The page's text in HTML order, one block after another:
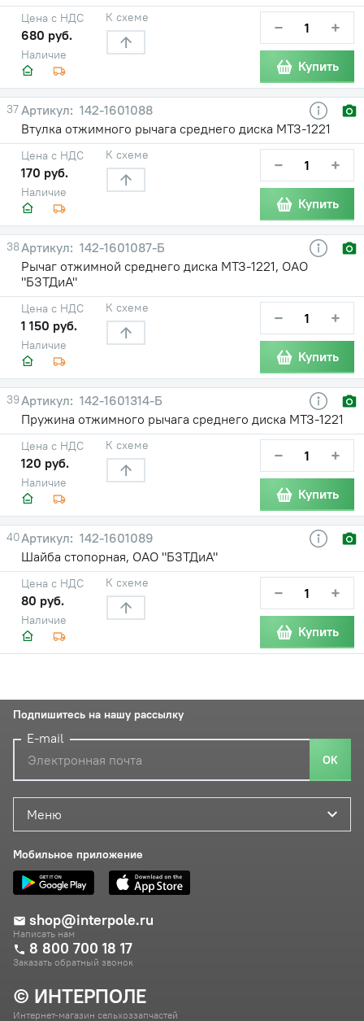
Наличие
Цена с НДС
680 руб.
К схеме − +
Купить
37
142-1601088
Втулка отжимного рычага среднего диска МТЗ-1221
Наличие
Цена с НДС
170 руб.
К схеме − +
Купить
38
142-1601087-Б
Рычаг отжимной среднего диска МТЗ-1221, ОАО
"БЗТДиА"
Наличие
Цена с НДС
1 150 руб.
К схеме − +
Купить
39
142-1601314-Б
Пружина отжимного рычага среднего диска МТЗ-1221
Наличие
Цена с НДС
120 руб.
К схеме − +
Купить
40
142-1601089
Шайба стопорная, ОАО "БЗТДиА"
Наличие
Цена с НДС
80 руб.
К схеме − +
Купить
© ИНТЕРПОЛЕ
Интернет-магазин сельхоззапчастей
Меню
Мобильное приложение
shop@interpole.ru
Написать нам
8 800 700 18 17
Заказать обратный звонок
Подпишитесь на нашу рассылку
E-mail
ОК